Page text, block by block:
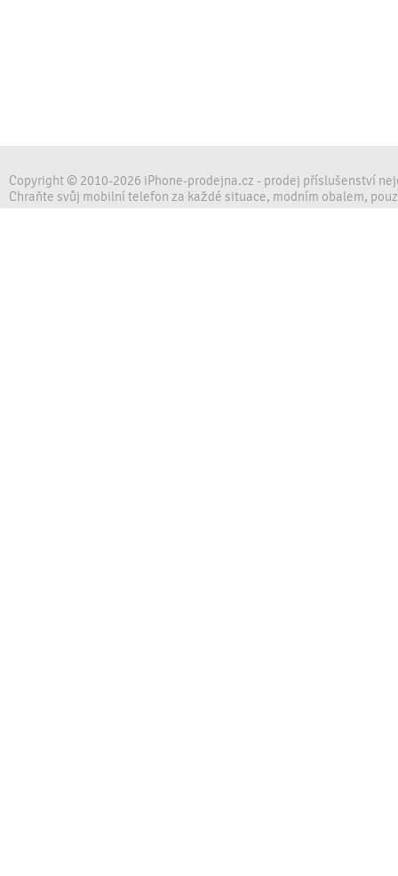
Copyright © 2010-2026 iPhone-prodejna.cz - prodej příslušenství
Chraňte svůj mobilní telefon za každé situace, modním obalem,